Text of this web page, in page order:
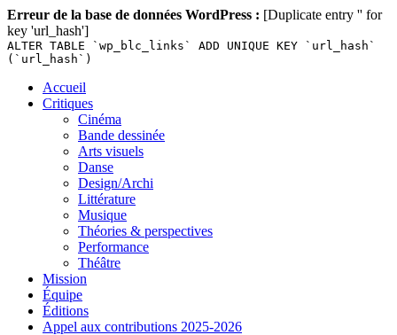
Erreur de la base de données WordPress : [Duplicate entry '' for
key 'url_hash']
ALTER TABLE `wp_blc_links` ADD UNIQUE KEY `url_hash`
(`url_hash`)
Skip
Accueil
Critiques
Cinéma
Bande dessinée
Arts visuels
Danse
Design/Archi
Littérature
Musique
Théories & perspectives
Performance
Théâtre
Mission
Équipe
Éditions
Appel aux contributions 2025-2026